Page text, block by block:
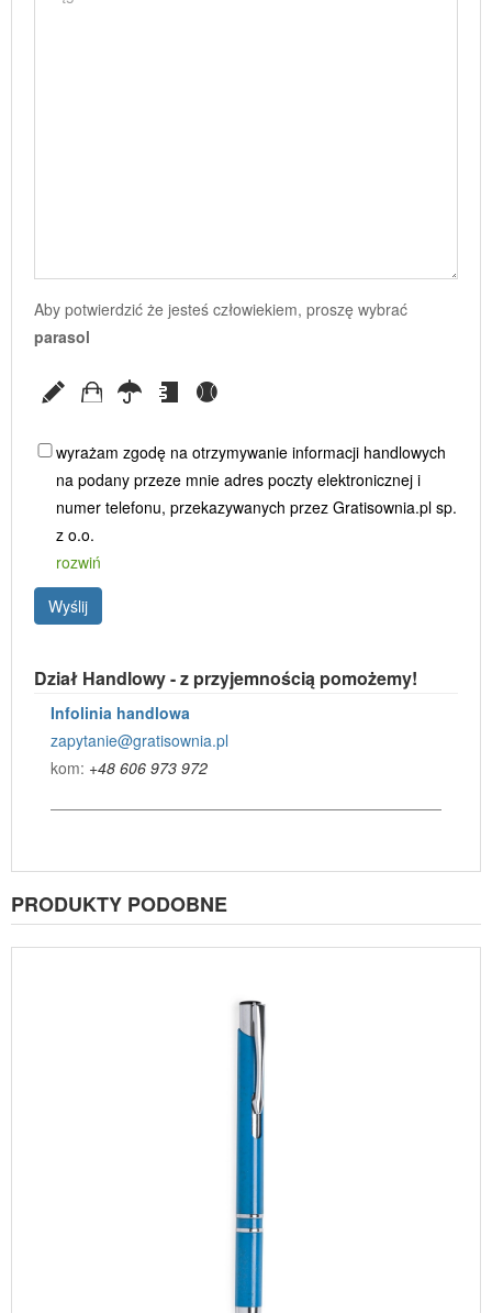
Aby potwierdzić że jesteś człowiekiem, proszę wybrać
parasol
wyrażam zgodę na otrzymywanie informacji handlowych
na podany przeze mnie adres poczty elektronicznej i
numer telefonu, przekazywanych przez Gratisownia.pl sp.
z o.o.
rozwiń
Wyślij
Dział Handlowy - z przyjemnością pomożemy!
Infolinia handlowa
zapytanie@gratisownia.pl
kom: +48 606 973 972
PRODUKTY PODOBNE